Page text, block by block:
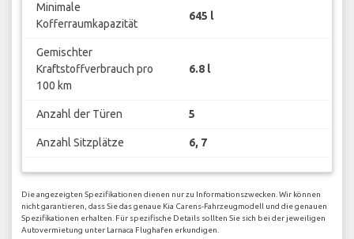
Minimale
Kofferraumkapazität
645 l
Gemischter
Kraftstoffverbrauch pro
100 km
6.8 l
Anzahl der Türen 5
Anzahl Sitzplätze 6, 7
Die angezeigten Spezifikationen dienen nur zu Informationszwecken. Wir können
nicht garantieren, dass Sie das genaue Kia Carens-Fahrzeugmodell und die genauen
Spezifikationen erhalten. Für spezifische Details sollten Sie sich bei der jeweiligen
Autovermietung unter Larnaca Flughafen erkundigen.